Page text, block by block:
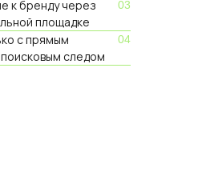
к бренду через
площадке
03
с прямым
следом
04